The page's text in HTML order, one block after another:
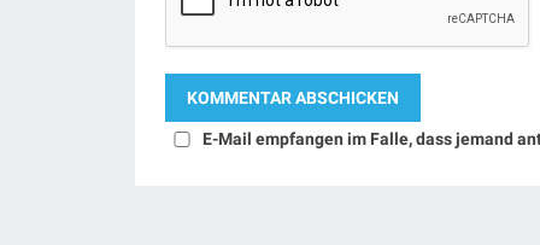
E-Mail empfangen im Falle, dass jemand